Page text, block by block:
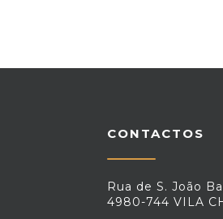
CONTACTOS
Rua de S. João
4980-744 VILA